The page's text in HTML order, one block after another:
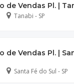
de Vendas Pl. |
Tanabi - SP
de Vendas Pl. |
Santa Fé do Sul - SP